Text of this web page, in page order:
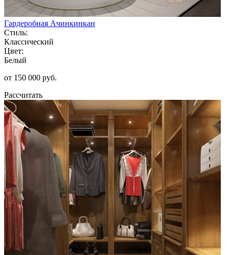
Гардеробная Ачинкинкан
Стиль:
Классический
Цвет:
Белый
от 150 000 руб.
Рассчитать